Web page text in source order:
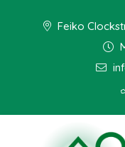
Feiko